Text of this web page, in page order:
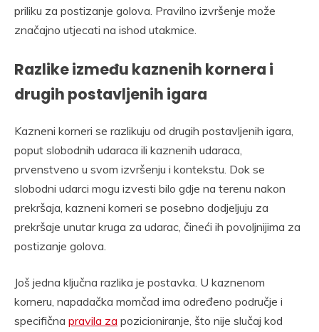
priliku za postizanje golova. Pravilno izvršenje može
značajno utjecati na ishod utakmice.
Razlike između kaznenih kornera i
drugih postavljenih igara
Kazneni korneri se razlikuju od drugih postavljenih igara,
poput slobodnih udaraca ili kaznenih udaraca,
prvenstveno u svom izvršenju i kontekstu. Dok se
slobodni udarci mogu izvesti bilo gdje na terenu nakon
prekršaja, kazneni korneri se posebno dodjeljuju za
prekršaje unutar kruga za udarac, čineći ih povoljnijima za
postizanje golova.
Još jedna ključna razlika je postavka. U kaznenom
korneru, napadačka momčad ima određeno područje i
specifična pravila za pozicioniranje, što nije slučaj kod